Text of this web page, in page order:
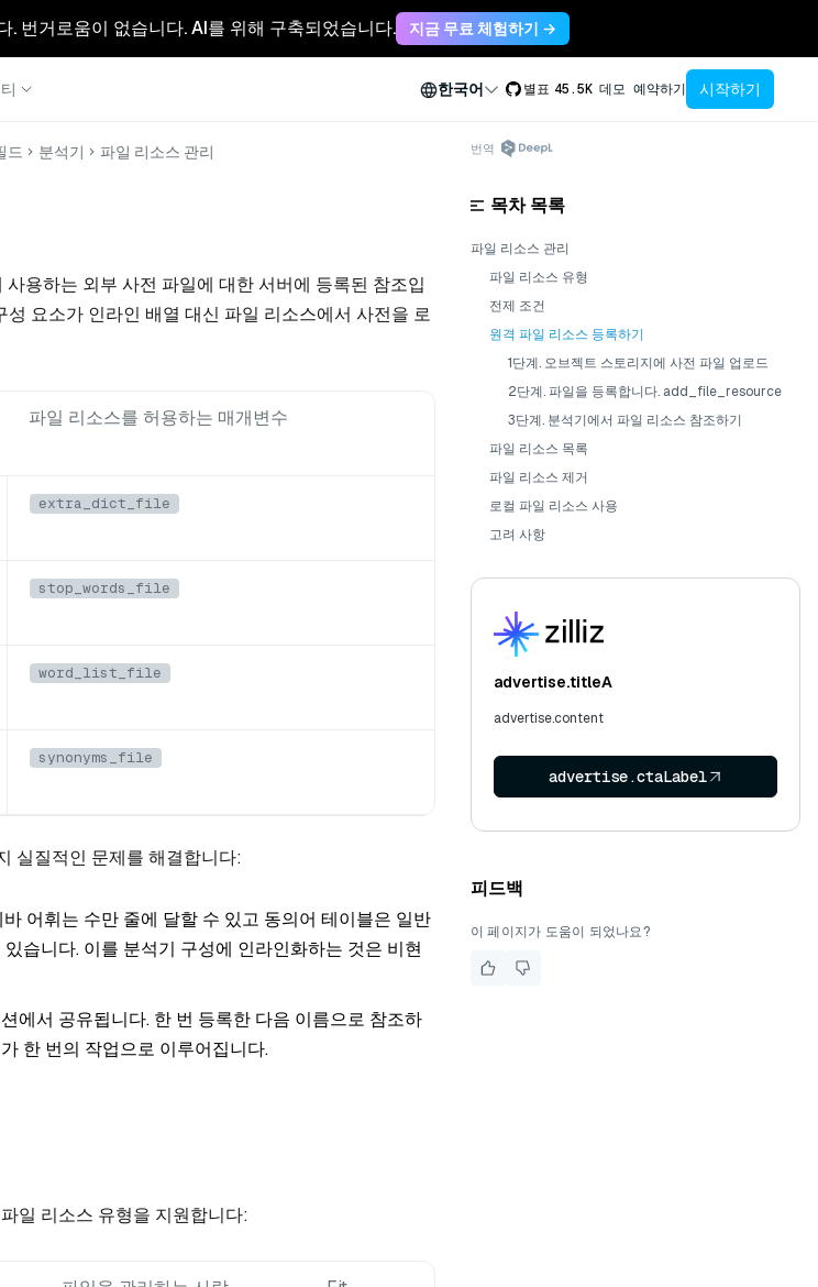
번거로움이 없습니다. AI를 위해 구축되었습니다. 지금 무료 체험하기 →
한국어 별표 45.5K 데모 예약하기 시작하기
드 분석기 파일 리소스 관리
용하는 외부 사전 파일에 대한 서버에 등록된 참조입
요소가 인라인 배열 대신 파일 리소스에서 사전을 로
파일 리소스를 허용하는 매개변수
extra_dict_file
stop_words_file
word_list_file
synonyms_file
실질적인 문제를 해결합니다:
어휘는 수만 줄에 달할 수 있고 동의어 테이블은 일반
습니다. 이를 분석기 구성에 인라인화하는 것은 비현
에서 공유됩니다. 한 번 등록한 다음 이름으로 참조하
한 번의 작업으로 이루어집니다.
일 리소스 유형을 지원합니다:
번역
목차 목록
파일 리소스 관리
파일 리소스 유형
전제 조건
원격 파일 리소스 등록하기
1단계. 오브젝트 스토리지에 사전 파일 업로드
2단계. 파일을 등록합니다. add_file_resource
3단계. 분석기에서 파일 리소스 참조하기
파일 리소스 목록
파일 리소스 제거
로컬 파일 리소스 사용
고려 사항
advertise.titleA
advertise.content
advertise.ctaLabel
피드백
이 페이지가 도움이 되었나요?